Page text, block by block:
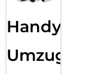
Handy
Umzug